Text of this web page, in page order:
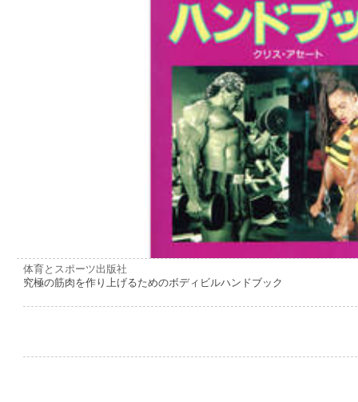
体育とスポーツ出版社
究極の筋肉を作り上げるためのボディビルハンドブック